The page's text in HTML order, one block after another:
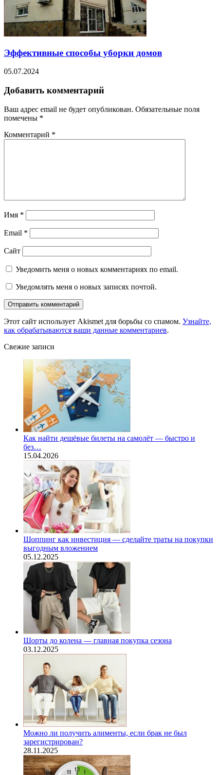
Эффективные способы уборки домов
05.07.2024
Добавить комментарий
Ваш адрес email не будет опубликован. Обязательные поля
помечены *
Комментарий *
Имя *
Email *
Сайт
Уведомить меня о новых комментариях по email.
Уведомлять меня о новых записях почтой.
Этот сайт использует Akismet для борьбы со спамом. Узнайте,
как обрабатываются ваши данные комментариев.
Свежие записи
Как найти дешёвые билеты на самолёт — быстро и
без…
15.04.2026
Шоппинг как инвестиция — сделайте траты на покупки
выгодным вложением
05.12.2025
Шорты до колена — главная покупка сезона
03.12.2025
Можно ли получить алименты, если брак не был
зарегистрирован?
28.11.2025